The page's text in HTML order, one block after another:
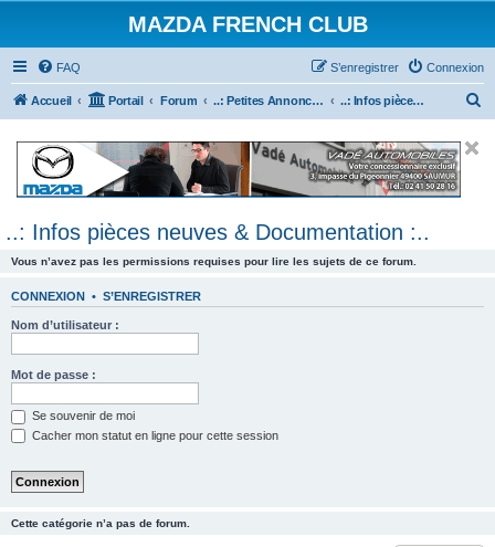
MAZDA FRENCH CLUB
FAQ Connexion
S’enregistrer
Accueil Portail Forum ..: Petites Annonces :.. (achats / ventes) ..: Infos pièces neuves & Documentation :..
e
..: Infos pièces neuves & Documentation :..
Vous n’avez pas les permissions requises pour lire les sujets de ce forum.
CONNEXION • S’ENREGISTRER
Nom d’utilisateur :
Mot de passe :
Se souvenir de moi
Cacher mon statut en ligne pour cette session
Cette catégorie n’a pas de forum.